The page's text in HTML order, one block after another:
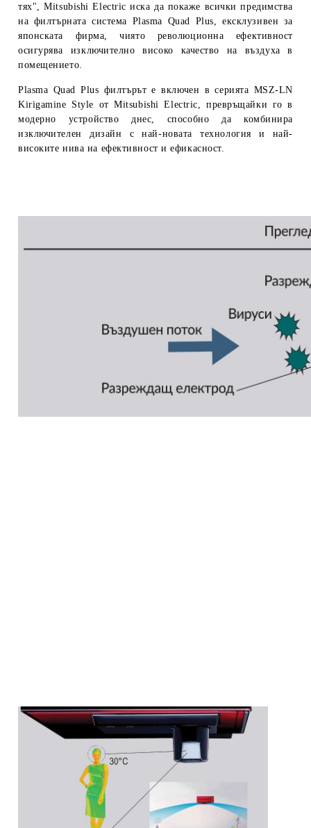
тях", Mitsubishi Electric иска да покаже всички предимства
на филтърната система Plasma Quad Plus, ексклузивен за
японската фирма, чиято революционна ефективност
осигурява изключително високо качество на въздуха в
помещението.
Plasma Quad Plus филтърът е включен в серията MSZ-LN
Kirigamine Style от Mitsubishi Electric, превръщайки го в
модерно устройство днес, способно да комбинира
изключителен дизайн с най-новата технология и най-
високите нива на ефективност и ефикасност.